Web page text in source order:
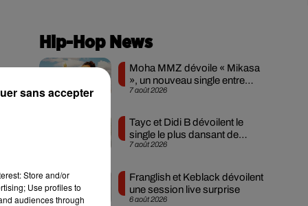
Hip-Hop News
7 août 2026
Moha MMZ dévoile « Mikasa
», un nouveau single entre
amour et...
7 août 2026
Tayc et Didi B dévoilent le
single le plus dansant de
l’année
6 août 2026
Franglish et Keblack dévoilent
une session live surprise
Store and/or
Use profiles to
audiences through
sans accepter